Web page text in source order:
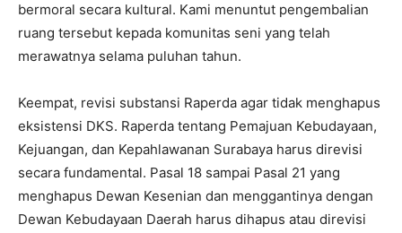
bermoral secara kultural. Kami menuntut pengembalian
ruang tersebut kepada komunitas seni yang telah
merawatnya selama puluhan tahun.
Keempat, revisi substansi Raperda agar tidak menghapus
eksistensi DKS. Raperda tentang Pemajuan Kebudayaan,
Kejuangan, dan Kepahlawanan Surabaya harus direvisi
secara fundamental. Pasal 18 sampai Pasal 21 yang
menghapus Dewan Kesenian dan menggantinya dengan
Dewan Kebudayaan Daerah harus dihapus atau direvisi